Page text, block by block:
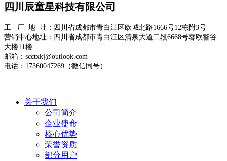
四川辰童星科技有限公司
工 厂 地 址：四川省成都市青白江区欧城北路1666号12栋附3号
营销中心地址：四川省成都市青白江区清泉大道二段6668号蓉欧智谷
大楼11楼
邮箱：scctxkj@outlook.com
电话：17360047269（微信同号）
关于我们
公司简介
企业使命
核心优势
荣誉资质
部分用户